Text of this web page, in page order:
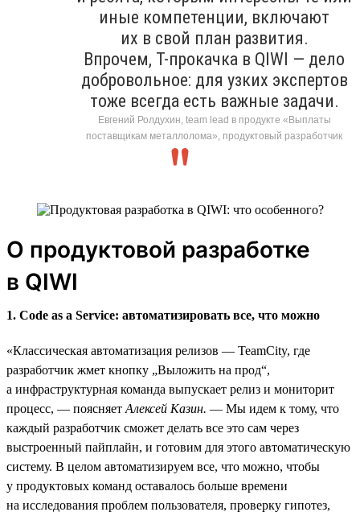
иные компетенции, включают
их в свой план развития.
Впрочем, T-прокачка в QIWI — дело
добровольное: для узких экспертов
тоже всегда есть важные задачи.
Евгений Ролдухин, team lead в продукте «Выплаты
поставщикам металлолома», продуктовый разработчик
О продуктовой разработке
в QIWI
1. Code as a Service: автоматизировать все, что можно
«Классическая автоматизация релизов — TeamCity, где
разработчик жмет кнопку „Выложить на прод“,
а инфраструктурная команда выпускает релиз и мониторит
процесс, — поясняет Алексей Казин. — Мы идем к тому, что
каждый разработчик сможет делать все это сам через
выстроенный пайплайн, и готовим для этого автоматическую
систему. В целом автоматизируем все, что можно, чтобы
у продуктовых команд оставалось больше времени
на исследования проблем пользователя, проверку гипотез,